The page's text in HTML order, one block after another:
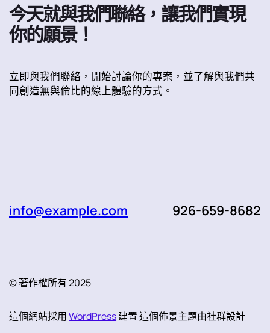
今天就與我們聯絡，讓我們實現
你的願景！
立即與我們聯絡，開始討論你的專案，並了解與我們共
同創造無與倫比的線上體驗的方式。
info@example.com 926-659-8682
© 著作權所有 2025
這個網站採用WordPress建置 這個佈景主題由社群設計